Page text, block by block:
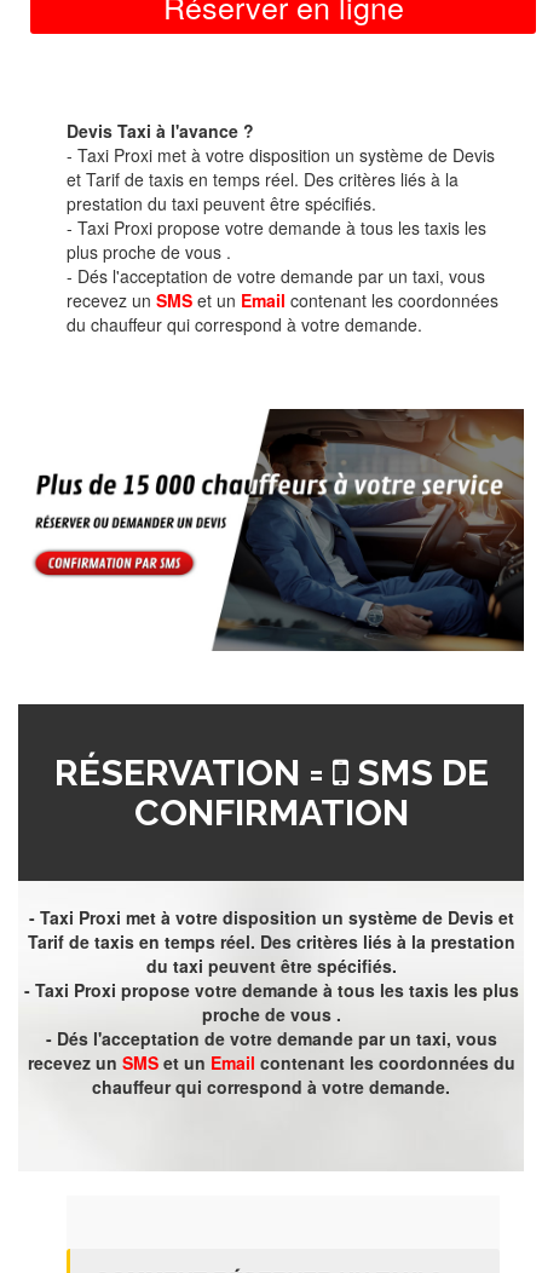
Devis Taxi à l'avance ?
- Taxi Proxi met à votre disposition un système de Devis
et Tarif de taxis en temps réel. Des critères liés à la
prestation du taxi peuvent être spécifiés.
- Taxi Proxi propose votre demande à tous les taxis les
plus proche de vous .
- Dés l'acceptation de votre demande par un taxi, vous
recevez un SMS et un Email contenant les coordonnées
du chauffeur qui correspond à votre demande.
RÉSERVATION =
SMS DE
CONFIRMATION
- Taxi Proxi met à votre disposition un système de Devis et
Tarif de taxis en temps réel. Des critères liés à la prestation
du taxi peuvent être spécifiés.
- Taxi Proxi propose votre demande à tous les taxis les plus
proche de vous .
- Dés l'acceptation de votre demande par un taxi, vous
recevez un SMSet un Email contenant les coordonnées du
chauffeur qui correspond à votre demande.